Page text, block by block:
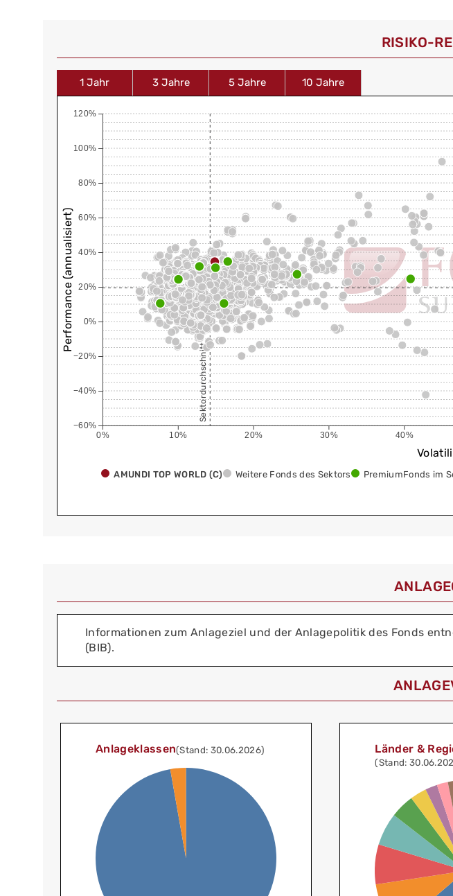
RISIKO-
1 Jahr 3 Jahre 5 Jahre 10 Jahre
0% 10% 20% 30% 40%
−60%
−40%
−20%
0%
20%
40%
60%
80%
100%
120%
Sektordurchschnitt
Performance (annualisiert)
AMUNDI TOP WORLD (C) Weitere Fonds des Sektors PremiumFonds im
Informationen zum Anlageziel und der Anlagepolitik des Fonds
(BIB).
Anlageklassen(Stand: 30.06.2026) Länder &
(Stand: